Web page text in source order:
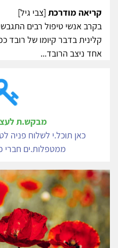
קריאה מודרכת [צבי גיל]
בקרב אנשי טיפול רבים
קלינית בדבר קיומו של רובד
אחד ניצב הרובד...
מבקש.ת
כאן תוכל.י לשלוח פניה
ממטפלות.ים חברי